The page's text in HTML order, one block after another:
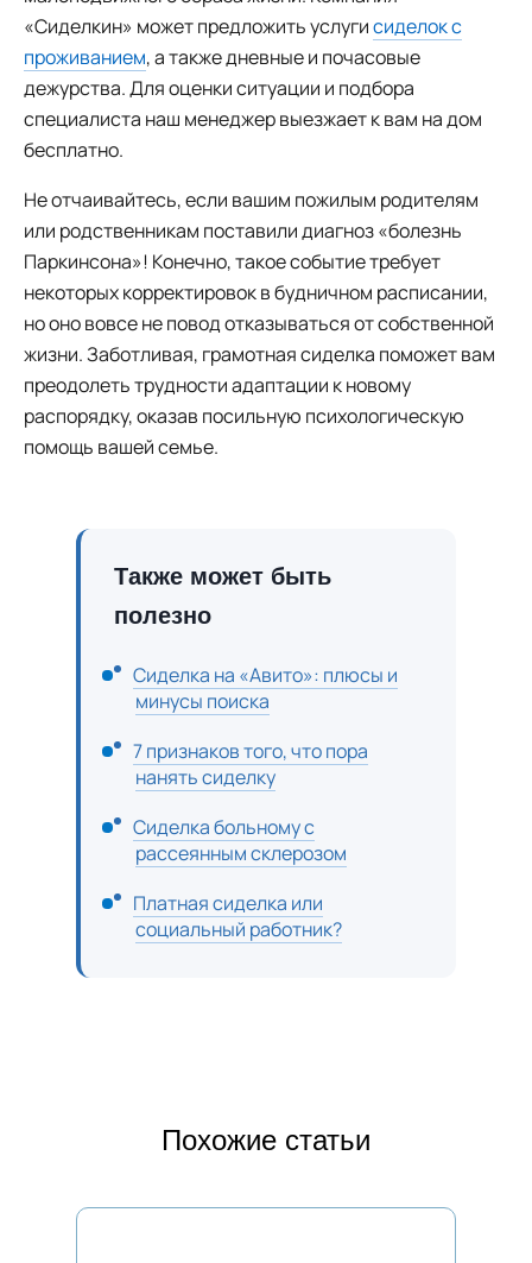
«Сиделкин» может предложить услугисиделок с
проживанием, а также дневные и почасовые
дежурства. Для оценки ситуации и подбора
специалиста наш менеджер выезжает к вам на дом
бесплатно.
Не отчаивайтесь, если вашим пожилым родителям
или родственникам поставили диагноз «болезнь
Паркинсона»! Конечно, такое событие требует
некоторых корректировок в будничном расписании,
но оно вовсе не повод отказываться от собственной
жизни. Заботливая, грамотная сиделка поможет вам
преодолеть трудности адаптации к новому
распорядку, оказав посильную психологическую
помощь вашей семье.
Также может быть
полезно
Сиделка на «Авито»: плюсы и
минусы поиска
7 признаков того, что пора
нанять сиделку
Сиделка больному с
рассеянным склерозом
Платная сиделка или
социальный работник?
Похожие статьи